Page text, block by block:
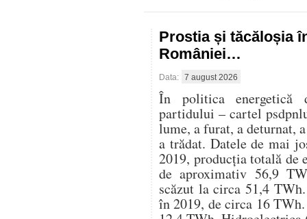
Prostia și tăcăloșia
României…
Data: 7 august 2026
În politica
partidului – cartel
lume, a furat, a deturnat,
a trădat. Datele de mai
2019, producția totală de
de aproximativ 56,9
scăzut la circa 51,4
în 2019, de circa 16